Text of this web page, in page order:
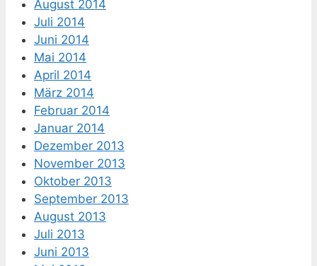
August 2014
Juli 2014
Juni 2014
Mai 2014
April 2014
März 2014
Februar 2014
Januar 2014
Dezember 2013
November 2013
Oktober 2013
September 2013
August 2013
Juli 2013
Juni 2013